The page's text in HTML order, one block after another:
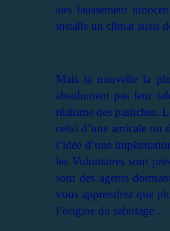
airs faussement
installe un climat aussi
Mais la nouvelle la
absolument pas leur
réalisme des pastiches.
celui d’une amicale ou
l’idée d’une
les Volontaires sont
sont des agents
vous apprendrez que
l’origine du sabotage…